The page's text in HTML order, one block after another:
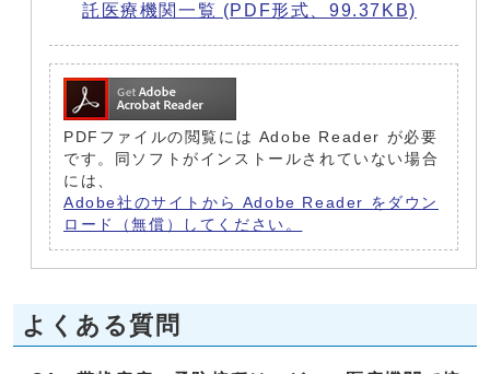
託医療機関一覧 (PDF形式、99.37KB)
PDFファイルの閲覧には Adobe Reader が必要
です。同ソフトがインストールされていない場合
には、
Adobe社のサイトから Adobe Reader をダウン
ロード（無償）してください。
よくある質問